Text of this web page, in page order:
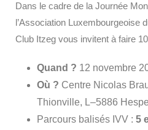
Dans le cadre de la Journée
l’Association Luxembourgeoise
Club Itzeg vous invitent à faire
Quand ? 12 novembre
Où ? Centre Nicolas
Thionville, L–5886
Parcours balisés IVV : 5